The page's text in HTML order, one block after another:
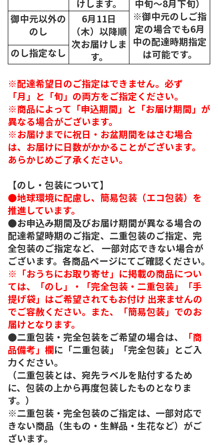
けします。
中旬～8月下旬）
※御中元のしご指
定の場合でも6月
中の配達時期指定
は可能です。
御中元以外の
のし
6月11日
（木）以降順
次お届けしま
す。
のし指定なし
※配達希望日のご指定はできません。必ず
「月」と「旬」の両方をご指定ください。
※商品によって「申込期間」と「お届け期間」が
異なる場合がございます。
※お届けまでに祝日・お盆期間をはさむ場合
は、お届けに日数がかかることがございます。
あらかじめご了承ください。
【のし・包装について】
●地球環境に配慮し、簡易包装（エコ包装）を
推進しています。
●お申込み期間及びお届け期間が異なる場合の
配達希望時期のご指定、二重包装のご指定、完
全包装のご指定など、 一部対応できない場合が
ございます。各商品ページにてご確認ください。
※「おうちにお取り寄せ」に掲載の商品につい
ては、「のし」・「完全包装・二重包装」「手
提げ袋」はご希望されてもお付け 出来ませんの
でご容赦ください。また、「簡易包装」でのお
届けとなります。
●二重包装・完全包装をご希望の場合は、
「商
品備考」欄に「二重包装」「完全包装」とご入
力ください。
（二重包装とは、宛先ラベルを貼付するため
に、包装の上から再度包装したものとなりま
す。）
※二重包装・完全包装のご指定は、一部対応で
きない商品（生もの・生鮮品・生花など）がご
ざいます。